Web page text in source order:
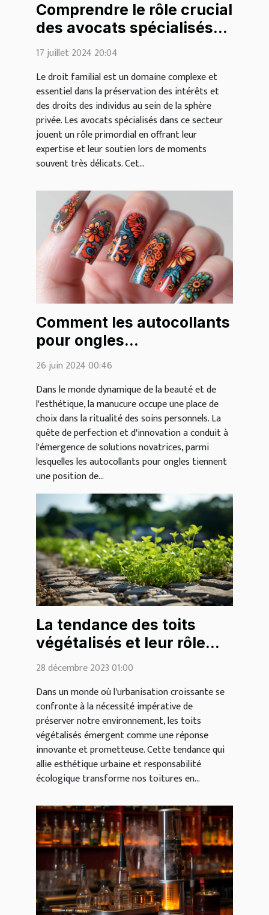
Comprendre le rôle crucial
des avocats spécialisés
en droit familial
17 juillet 2024 20:04
Le droit familial est un domaine complexe et
essentiel dans la préservation des intérêts et
des droits des individus au sein de la sphère
privée. Les avocats spécialisés dans ce secteur
jouent un rôle primordial en offrant leur
expertise et leur soutien lors de moments
souvent très délicats. Cet...
Comment les autocollants
pour ongles
révolutionnent la
manucure moderne
26 juin 2024 00:46
Dans le monde dynamique de la beauté et de
l'esthétique, la manucure occupe une place de
choix dans la ritualité des soins personnels. La
quête de perfection et d'innovation a conduit à
l'émergence de solutions novatrices, parmi
lesquelles les autocollants pour ongles tiennent
une position de...
La tendance des toits
végétalisés et leur rôle
écologique
28 décembre 2023 01:00
Dans un monde où l'urbanisation croissante se
confronte à la nécessité impérative de
préserver notre environnement, les toits
végétalisés émergent comme une réponse
innovante et prometteuse. Cette tendance qui
allie esthétique urbaine et responsabilité
écologique transforme nos toitures en...